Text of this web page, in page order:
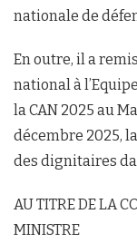
nationale de
En outre, il a
national à
la CAN 2025 au
décembre 2025,
des dignitaires
AU TITRE DE LA
MINISTRE